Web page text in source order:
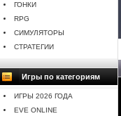
ГОНКИ
RPG
СИМУЛЯТОРЫ
СТРАТЕГИИ
Игры по категориям
ИГРЫ 2026 ГОДА
EVE ONLINE